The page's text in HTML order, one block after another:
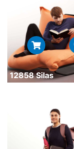
12858 Silas